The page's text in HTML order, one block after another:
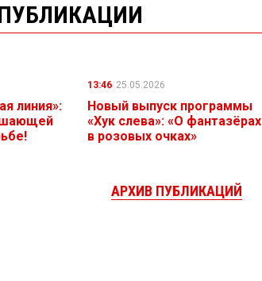
линия»:
13:46 25.05.2026
Новый выпуск программы
«Хук слева»: «О фантазёрах
в розовых очках»
АРХИВ ПУБЛИКАЦИЙ